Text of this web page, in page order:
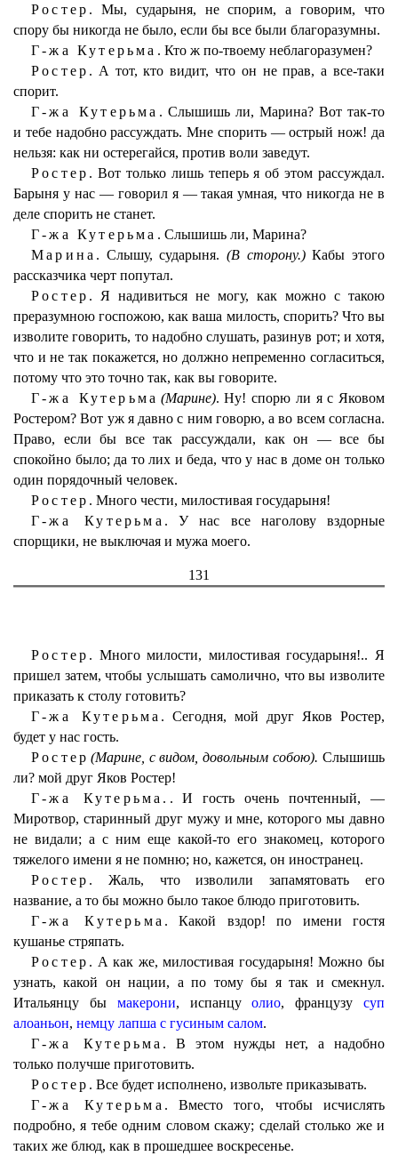
Ростер. Мы, сударыня, не спорим, а говорим, что
спору бы никогда не было, если бы все были благоразумны.
Г-жа Кутерьма. Кто ж по-твоему неблагоразумен?
Ростер. А тот, кто видит, что он не прав, а все-таки
спорит.
Г-жа Кутерьма. Слышишь ли, Марина? Вот так-то
и тебе надобно рассуждать. Мне спорить — острый нож! да
нельзя: как ни остерегайся, против воли заведут.
Ростер. Вот только лишь теперь я об этом рассуждал.
Барыня у нас — говорил я — такая умная, что никогда не в
деле спорить не станет.
Г-жа Кутерьма. Слышишь ли, Марина?
Марина. Слышу, сударыня.(В сторону.)Кабы этого
рассказчика черт попутал.
Ростер. Я надивиться не могу, как можно с такою
преразумною госпожою, как ваша милость, спорить? Что вы
изволите говорить, то надобно слушать, разинув рот; и хотя,
что и не так покажется, но должно непременно согласиться,
потому что это точно так, как вы говорите.
Г-жа Кутерьма (Марине). Ну! спорю ли я с Яковом
Ростером? Вот уж я давно с ним говорю, а во всем согласна.
Право, если бы все так рассуждали, как он — все бы
спокойно было; да то лих и беда, что у нас в доме он только
один порядочный человек.
Ростер. Много чести, милостивая государыня!
Г-жа Кутерьма. У нас все наголову вздорные
спорщики, не выключая и мужа моего.
131
Ростер. Много милости, милостивая государыня!.. Я
пришел затем, чтобы услышать самолично, что вы изволите
приказать к столу готовить?
Г-жа Кутерьма. Сегодня, мой друг Яков Ростер,
будет у нас гость.
Ростер (Марине, с видом, довольным собою). Слышишь
ли? мой друг Яков Ростер!
Г-жа Кутерьма.. И гость очень почтенный, —
Миротвор, старинный друг мужу и мне, которого мы давно
не видали; а с ним еще какой-то его знакомец, которого
тяжелого имени я не помню; но, кажется, он иностранец.
Ростер. Жаль, что изволили запамятовать его
название, а то бы можно было такое блюдо приготовить.
Г-жа Кутерьма. Какой вздор! по имени гостя
кушанье стряпать.
Ростер. А как же, милостивая государыня! Можно бы
узнать, какой он нации, а по тому бы я так и смекнул.
Итальянцу бы макерони, испанцуолио, французусуп
алоаньон, немцу лапша с гусиным салом.
Г-жа Кутерьма. В этом нужды нет, а надобно
только получше приготовить.
Ростер. Все будет исполнено, извольте приказывать.
Г-жа Кутерьма. Вместо того, чтобы исчислять
подробно, я тебе одним словом скажу; сделай столько же и
таких же блюд, как в прошедшее воскресенье.